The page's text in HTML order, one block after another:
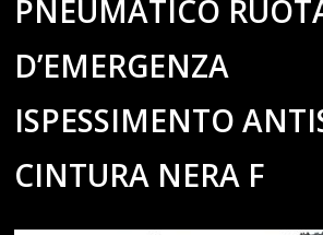
PNEUMATICO
D’EMERGENZA
ISPESSIMENTO
CINTURA NERA F